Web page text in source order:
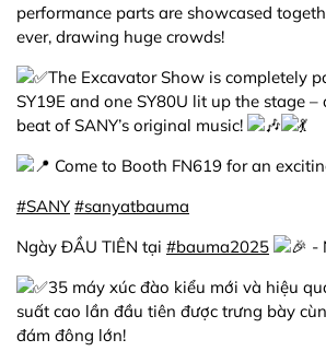
performance parts are showcased
ever, drawing huge crowds!
The Excavator Show is completely
SY19E and one SY80U lit up the stage
beat of SANY’s original music!
Come to Booth FN619 for an
#SANY #sanyatbauma
Ngày ĐẦU TIÊN tại #bauma2025
-
35 máy xúc đào kiểu mới và hiệu
suất cao lần đầu tiên được trưng bày
đám đông lớn!